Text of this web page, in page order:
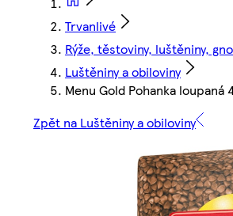
Trvanlivé
Rýže, těstoviny, luštěniny,
Luštěniny a obiloviny
Menu Gold Pohanka loupaná
Zpět na Luštěniny a obiloviny